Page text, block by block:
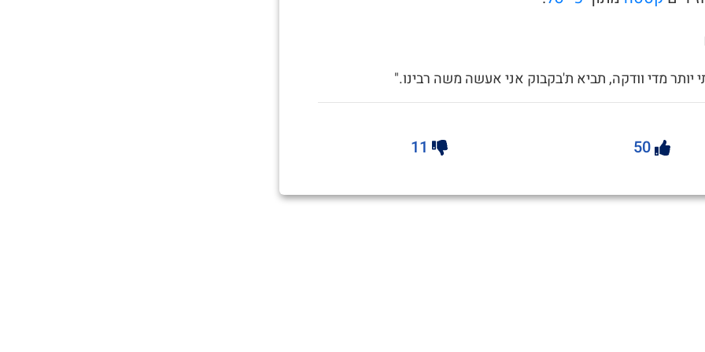
יותר מדי וודקה, תביא ת'בקבוק אני אעשה משה רבינו."
50
11